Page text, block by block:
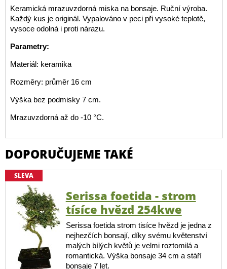
Keramická mrazuvzdorná miska na bonsaje. Ruční výroba.
Každý kus je originál. Vypalováno v peci při vysoké teplotě,
vysoce odolná i proti nárazu.
Parametry:
Materiál: keramika
Rozměry: průměr 16 cm
Výška bez podmisky 7 cm.
Mrazuvzdorná až do -10 °C.
DOPORUČUJEME TAKÉ
SLEVA
Serissa foetida - strom
tísíce hvězd 254kwe
Serissa foetida strom tisíce hvězd je jedna z
nejhezčích bonsají, díky svému květenství
malých bílých květů je velmi roztomilá a
romantická. Výška bonsaje 34 cm a stáří
bonsaje 7 let.